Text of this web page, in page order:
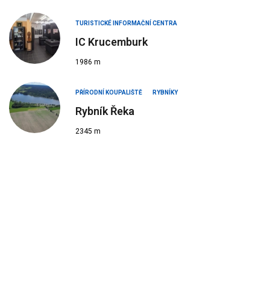
TURISTICKÉ INFORMAČNÍ CENTRA
IC Krucemburk
1986 m
PŘÍRODNÍ KOUPALIŠTĚ RYBNÍKY
Rybník Řeka
2345 m